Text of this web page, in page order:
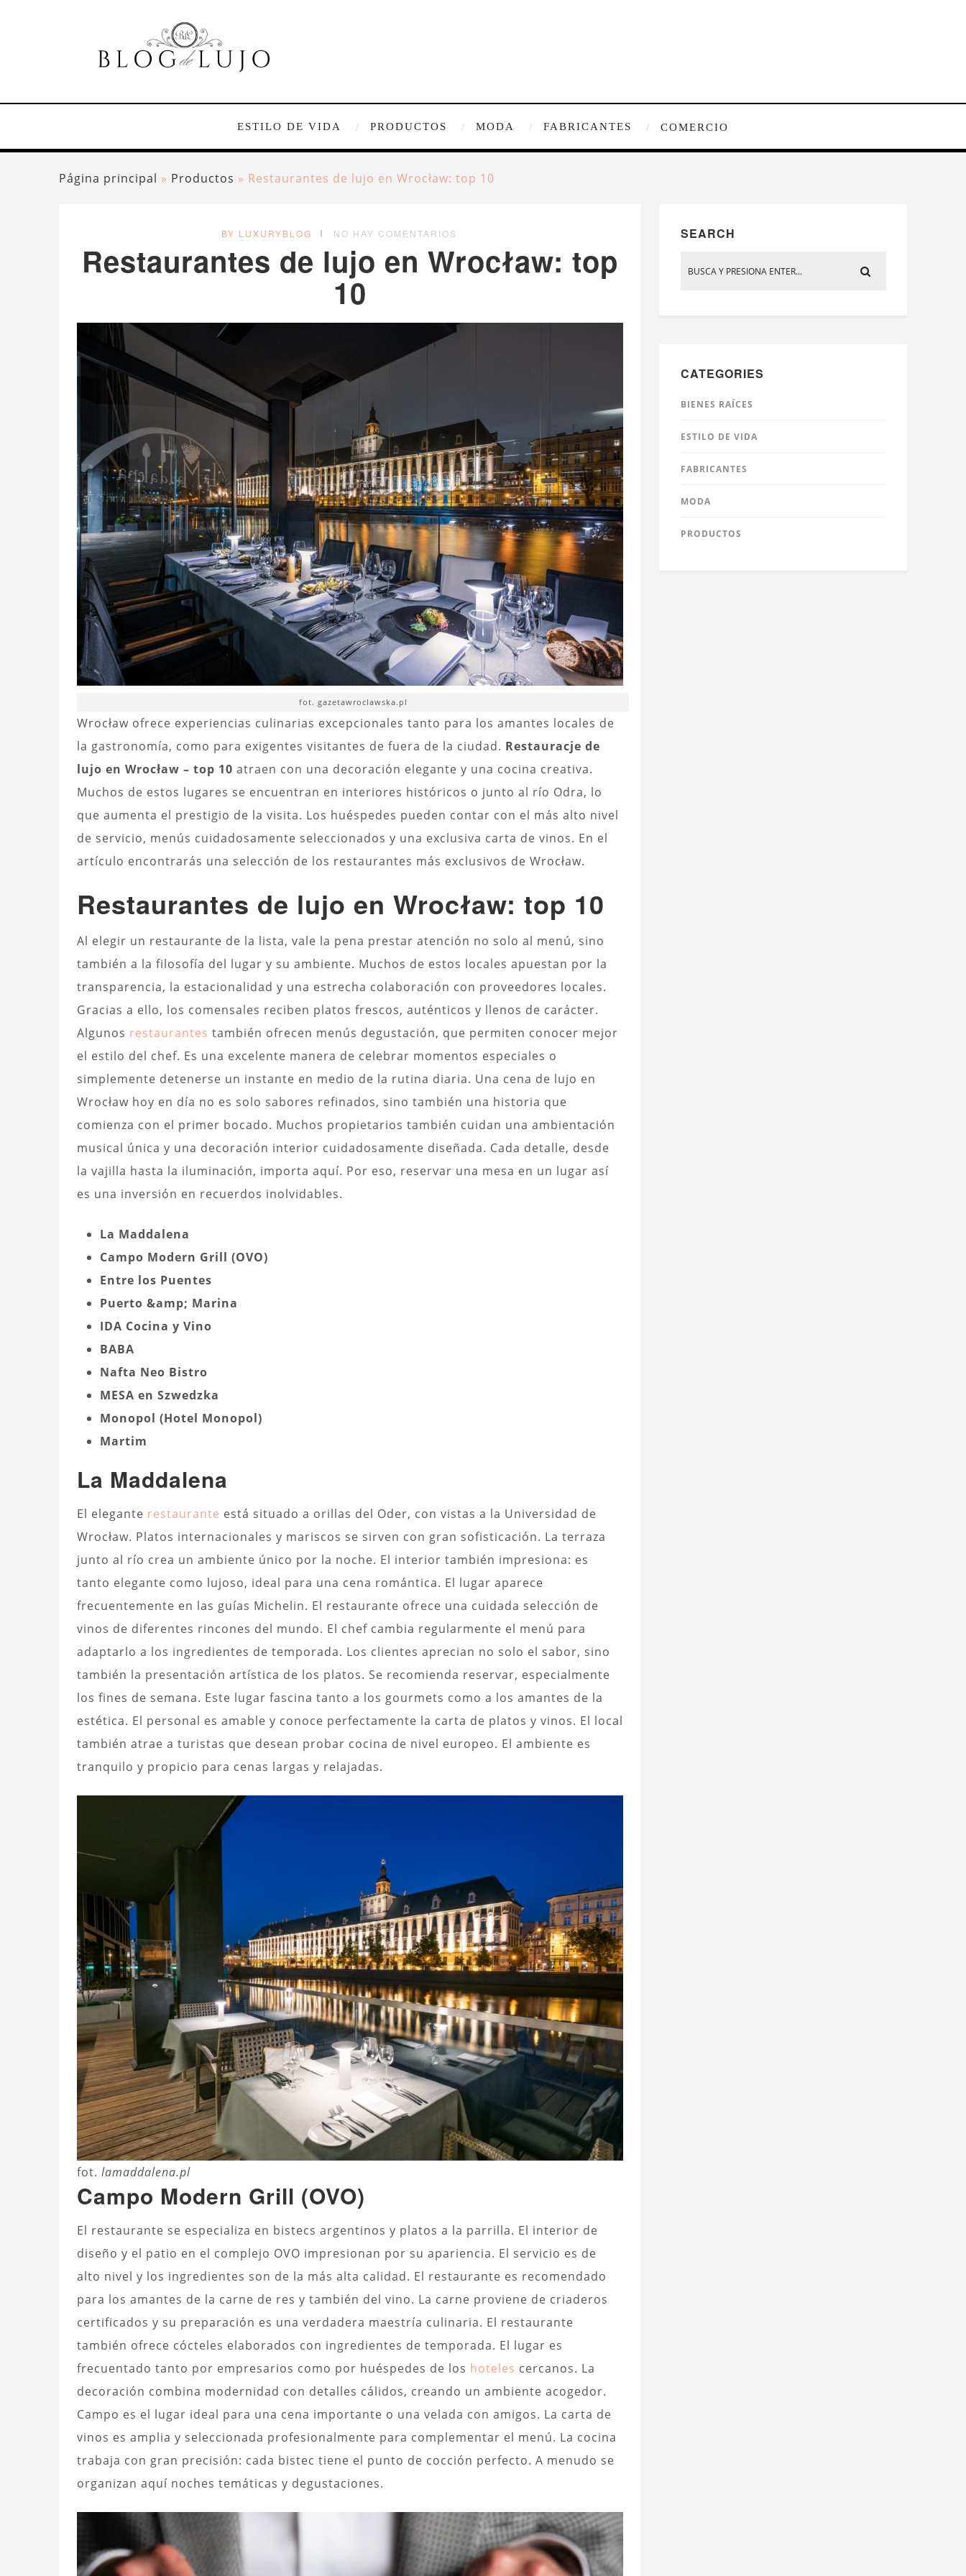
ESTILO DE VIDA PRODUCTOS MODA FABRICANTES COMERCIO
Página principal » Productos » Restaurantes de lujo en Wrocław: top 10
BY LUXURYBLOG NO HAY COMENTARIOS
Restaurantes de lujo en Wrocław: top
10
fot. gazetawroclawska.pl
Wrocław ofrece experiencias culinarias excepcionales tanto para los amantes locales de
la gastronomía, como para exigentes visitantes de fuera de la ciudad. Restauracje de
lujo en Wrocław – top 10 atraen con una decoración elegante y una cocina creativa.
Muchos de estos lugares se encuentran en interiores históricos o junto al río Odra, lo
que aumenta el prestigio de la visita. Los huéspedes pueden contar con el más alto nivel
de servicio, menús cuidadosamente seleccionados y una exclusiva carta de vinos. En el
artículo encontrarás una selección de los restaurantes más exclusivos de Wrocław.
Restaurantes de lujo en Wrocław: top 10
Al elegir un restaurante de la lista, vale la pena prestar atención no solo al menú, sino
también a la filosofía del lugar y su ambiente. Muchos de estos locales apuestan por la
transparencia, la estacionalidad y una estrecha colaboración con proveedores locales.
Gracias a ello, los comensales reciben platos frescos, auténticos y llenos de carácter.
Algunos restaurantes también ofrecen menús degustación, que permiten conocer mejor
el estilo del chef. Es una excelente manera de celebrar momentos especiales o
simplemente detenerse un instante en medio de la rutina diaria. Una cena de lujo en
Wrocław hoy en día no es solo sabores refinados, sino también una historia que
comienza con el primer bocado. Muchos propietarios también cuidan una ambientación
musical única y una decoración interior cuidadosamente diseñada. Cada detalle, desde
la vajilla hasta la iluminación, importa aquí. Por eso, reservar una mesa en un lugar así
es una inversión en recuerdos inolvidables.
La Maddalena
Campo Modern Grill (OVO)
Entre los Puentes
Puerto &amp; Marina
IDA Cocina y Vino
BABA
Nafta Neo Bistro
MESA en Szwedzka
Monopol (Hotel Monopol)
Martim
La Maddalena
El elegante restaurante está situado a orillas del Oder, con vistas a la Universidad de
Wrocław. Platos internacionales y mariscos se sirven con gran sofisticación. La terraza
junto al río crea un ambiente único por la noche. El interior también impresiona: es
tanto elegante como lujoso, ideal para una cena romántica. El lugar aparece
frecuentemente en las guías Michelin. El restaurante ofrece una cuidada selección de
vinos de diferentes rincones del mundo. El chef cambia regularmente el menú para
adaptarlo a los ingredientes de temporada. Los clientes aprecian no solo el sabor, sino
también la presentación artística de los platos. Se recomienda reservar, especialmente
los fines de semana. Este lugar fascina tanto a los gourmets como a los amantes de la
estética. El personal es amable y conoce perfectamente la carta de platos y vinos. El local
también atrae a turistas que desean probar cocina de nivel europeo. El ambiente es
tranquilo y propicio para cenas largas y relajadas.
fot. lamaddalena.pl
Campo Modern Grill (OVO)
El restaurante se especializa en bistecs argentinos y platos a la parrilla. El interior de
diseño y el patio en el complejo OVO impresionan por su apariencia. El servicio es de
alto nivel y los ingredientes son de la más alta calidad. El restaurante es recomendado
para los amantes de la carne de res y también del vino. La carne proviene de criaderos
certificados y su preparación es una verdadera maestría culinaria. El restaurante
también ofrece cócteles elaborados con ingredientes de temporada. El lugar es
frecuentado tanto por empresarios como por huéspedes de los hoteles cercanos. La
decoración combina modernidad con detalles cálidos, creando un ambiente acogedor.
Campo es el lugar ideal para una cena importante o una velada con amigos. La carta de
vinos es amplia y seleccionada profesionalmente para complementar el menú. La cocina
trabaja con gran precisión: cada bistec tiene el punto de cocción perfecto. A menudo se
organizan aquí noches temáticas y degustaciones.
SEARCH
CATEGORIES
BIENES RAÍCES
ESTILO DE VIDA
FABRICANTES
MODA
PRODUCTOS